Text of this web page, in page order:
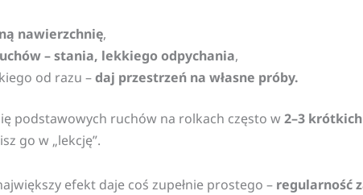
nawierzchnię,
– stania, lekkiego odpychania,
od razu –daj przestrzeń na własne próby.
podstawowych ruchów na rolkach często w2–3
go w „lekcję”.
efekt daje coś zupełnie prostego – regularność